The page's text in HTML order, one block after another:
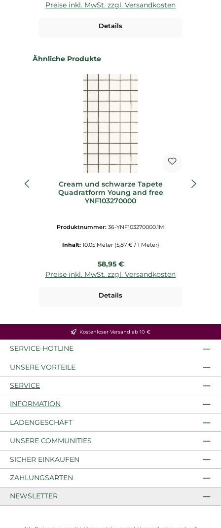
Preise inkl. MwSt. zzgl. Versandkosten
Details
Produktgalerie überspringen
Ähnliche Produkte
Cream und schwarze Tapete
Quadratform Young and free
YNF103270000
Produktnummer: 36-YNF103270000.1M
Inhalt: 10.05 Meter (5,87 € / 1 Meter)
Regulärer Preis:
58,95 €
Preise inkl. MwSt. zzgl. Versandkosten
Details
Kostenloser Versand ab 10 €
SERVICE-HOTLINE
UNSERE VORTEILE
SERVICE
INFORMATION
LADENGESCHÄFT
UNSERE COMMUNITIES
SICHER EINKAUFEN
ZAHLUNGSARTEN
NEWSLETTER